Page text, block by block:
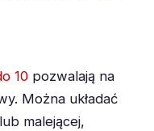
10 pozwalają na
Można układać
malejącej,